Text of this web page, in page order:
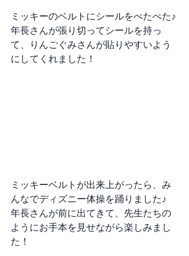
ミッキーのベルトにシールをぺたぺた♪
年長さんが張り切ってシールを持っ
て、りんごぐみさんが貼りやすいよう
にしてくれました！
ミッキーベルトが出来上がったら、み
んなでディズニー体操を踊りました♪
年長さんが前に出てきて、先生たちの
ようにお手本を見せながら楽しみまし
た！